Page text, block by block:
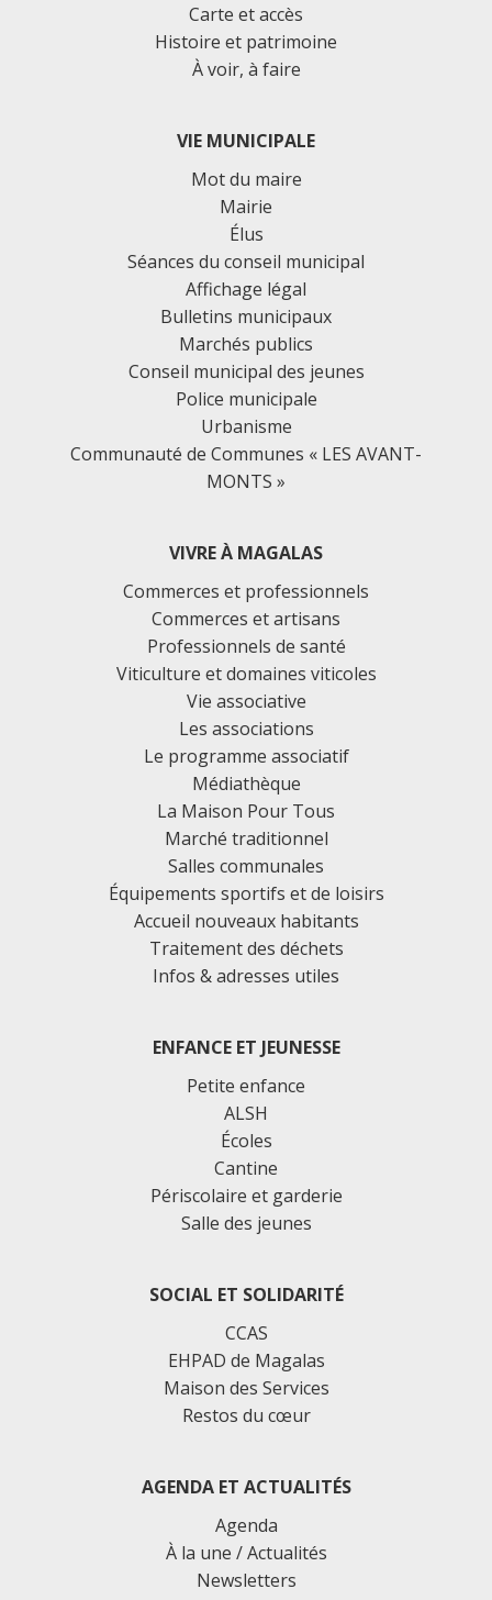
Carte et accès
Histoire et patrimoine
À voir, à faire
VIE MUNICIPALE
Mot du maire
Mairie
Élus
Séances du conseil municipal
Affichage légal
Bulletins municipaux
Marchés publics
Conseil municipal des jeunes
Police municipale
Urbanisme
Communauté de Communes « LES AVANT-
MONTS »
VIVRE À MAGALAS
Commerces et professionnels
Commerces et artisans
Professionnels de santé
Viticulture et domaines viticoles
Vie associative
Les associations
Le programme associatif
Médiathèque
La Maison Pour Tous
Marché traditionnel
Salles communales
Équipements sportifs et de loisirs
Accueil nouveaux habitants
Traitement des déchets
Infos & adresses utiles
ENFANCE ET JEUNESSE
Petite enfance
ALSH
Écoles
Cantine
Périscolaire et garderie
Salle des jeunes
SOCIAL ET SOLIDARITÉ
CCAS
EHPAD de Magalas
Maison des Services
Restos du cœur
AGENDA ET ACTUALITÉS
Agenda
À la une / Actualités
Newsletters